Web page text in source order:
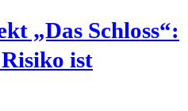
„Das Schloss“:
ist